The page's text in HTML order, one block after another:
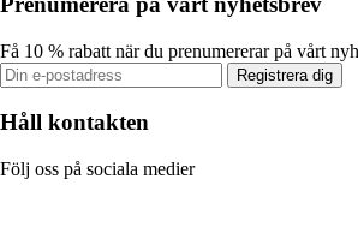
Få 10 % rabatt när du prenumererar på vårt
Registrera dig
Håll kontakten
Följ oss på sociala medier